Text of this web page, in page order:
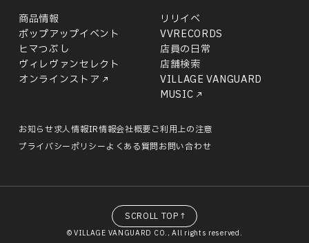
商品情報
リリイベ
ポップアップイベント
VVRECORDS
ヒマつぶし
店員の日常
ヴィレヴァンセレクト
店舗検索
オンラインストア
VILLAGE VANGUARD
MUSIC
お知らせ求人情報IR情報会社概要ご利用上の注意
プライバシーポリシーよくある質問お問い合わせ
© VILLAGE VANGUARD CO., All rights reserved.
SCROLL TOP↑